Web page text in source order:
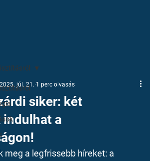
siker: két
indulhat a
2025. júl. 21. 1 perc olvasás
meg a legfrissebb híreket: a